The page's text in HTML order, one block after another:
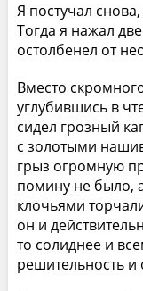
Я постучал
Тогда я нажал
остолбенел от
Вместо
углубившись в
сидел грозный
с золотыми
грыз огромную
помину не было,
клочьями
он и
то солиднее и
решительность и